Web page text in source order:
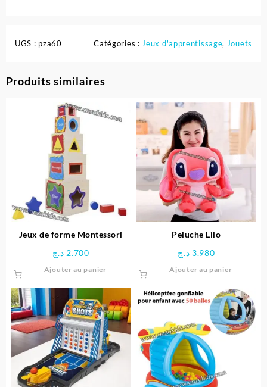
UGS : pza60 Catégories : Jeux d'apprentissage, Jouets
Produits similaires
Jeux de forme Montessori
2.700 د.ج
Ajouter au panier
Peluche Lilo
3.980 د.ج
Ajouter au panier